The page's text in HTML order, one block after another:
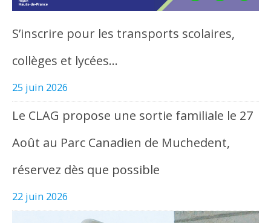
S’inscrire pour les transports scolaires,
collèges et lycées…
25 juin 2026
Le CLAG propose une sortie familiale le 27
Août au Parc Canadien de Muchedent,
réservez dès que possible
22 juin 2026